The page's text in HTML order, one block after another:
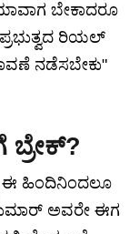
ಬೇಕಾದರೂ
ರಿಯಲ್
ನಡೆಸಬೇಕು"
ಬ್ರೇಕ್?
ಈ ಹಿಂದಿನಿಂದಲೂ
ಅವರೇ ಈಗ